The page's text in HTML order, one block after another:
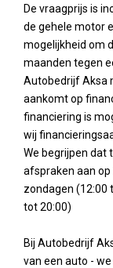
De vraagprijs is
de gehele motor
mogelijkheid om
maanden tegen
Autobedrijf Aksa
aankomt op
financiering is
wij
We begrijpen dat
afspraken aan
zondagen (12:00
tot 20:00)
Bij Autobedrijf
van een auto -